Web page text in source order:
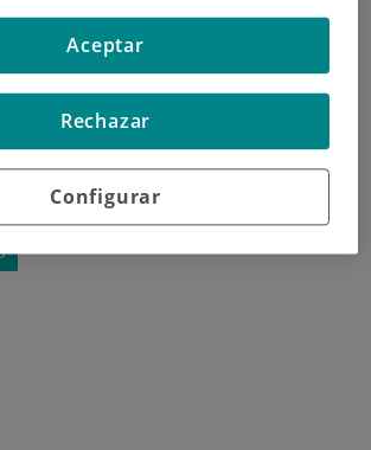
Kutxa de la Calle Andía, a las
la que hablarán de los últimos
de esta patología con la
Da Vinci, a partir de su gran
la realización de esta cirugía
Configurar
Rechazar
Aceptar